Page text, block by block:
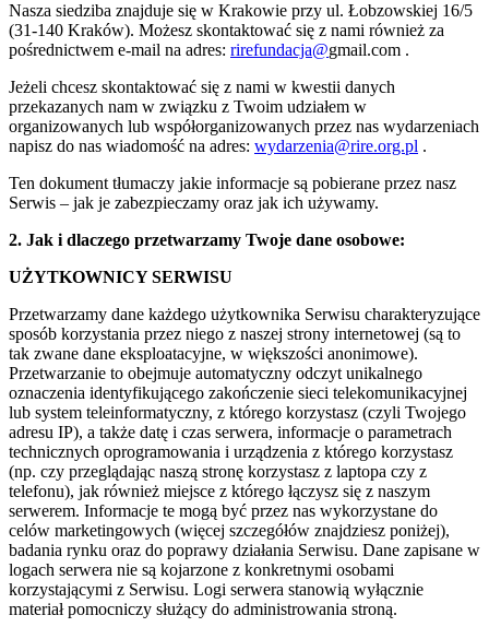
Nasza siedziba znajduje się w Krakowie przy ul. Łobzowskiej 16/5
(31-140 Kraków). Możesz skontaktować się z nami również za
pośrednictwem e-mail na adres: rirefundacja@gmail.com .
Jeżeli chcesz skontaktować się z nami w kwestii danych
przekazanych nam w związku z Twoim udziałem w
organizowanych lub współorganizowanych przez nas wydarzeniach
napisz do nas wiadomość na adres: wydarzenia@rire.org.pl .
Ten dokument tłumaczy jakie informacje są pobierane przez nasz
Serwis – jak je zabezpieczamy oraz jak ich używamy.
2. Jak i dlaczego przetwarzamy Twoje dane osobowe:
UŻYTKOWNICY SERWISU
Przetwarzamy dane każdego użytkownika Serwisu charakteryzujące
sposób korzystania przez niego z naszej strony internetowej (są to
tak zwane dane eksploatacyjne, w większości anonimowe).
Przetwarzanie to obejmuje automatyczny odczyt unikalnego
oznaczenia identyfikującego zakończenie sieci telekomunikacyjnej
lub system teleinformatyczny, z którego korzystasz (czyli Twojego
adresu IP), a także datę i czas serwera, informacje o parametrach
technicznych oprogramowania i urządzenia z którego korzystasz
(np. czy przeglądając naszą stronę korzystasz z laptopa czy z
telefonu), jak również miejsce z którego łączysz się z naszym
serwerem. Informacje te mogą być przez nas wykorzystane do
celów marketingowych (więcej szczegółów znajdziesz poniżej),
badania rynku oraz do poprawy działania Serwisu. Dane zapisane w
logach serwera nie są kojarzone z konkretnymi osobami
korzystającymi z Serwisu. Logi serwera stanowią wyłącznie
materiał pomocniczy służący do administrowania stroną.